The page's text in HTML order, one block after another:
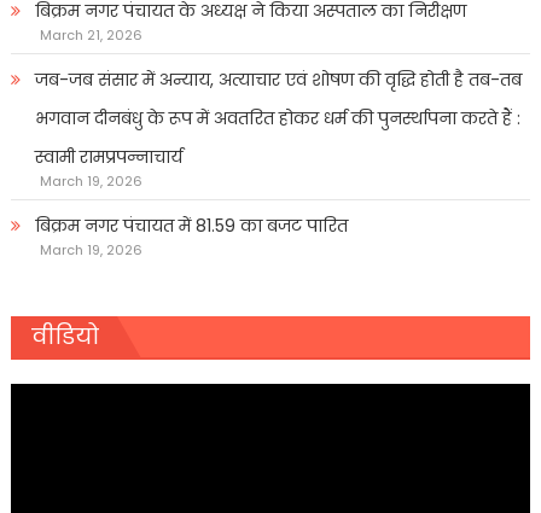
बिक्रम नगर पंचायत के अध्यक्ष ने किया अस्पताल का निरीक्षण
March 21, 2026
जब-जब संसार में अन्याय, अत्याचार एवं शोषण की वृद्धि होती है तब-तब
भगवान दीनबंधु के रूप में अवतरित होकर धर्म की पुनर्स्थापना करते हैं :
स्वामी रामप्रपन्नाचार्य
March 19, 2026
बिक्रम नगर पंचायत में 81.59 का बजट पारित
March 19, 2026
वीडियो